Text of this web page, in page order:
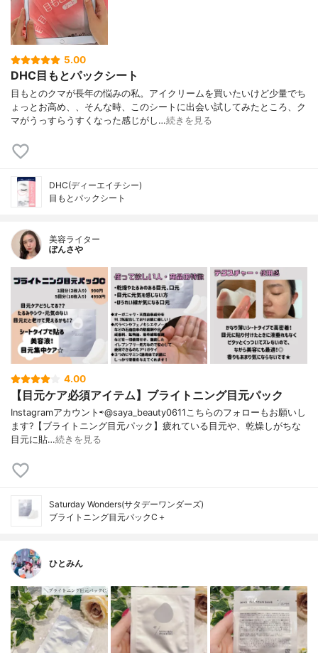
5.00
DHC目もとパックシート
目もとのクマが長年の悩みの私。アイクリームを買いたいけど少量でち
ょっとお高め、、そんな時、このシートに出会い試してみたところ、ク
マがうっすらうすくなった感じがし…続きを見る
DHC(ディーエイチシー)
目もとパックシート
美容ライター
ぽんさや
4.00
【目元ケア必須アイテム】ブライトニング目元パック
Instagramアカウント⇨@saya_beauty0611こちらのフォローもお願いし
ます?【ブライトニング目元パック】疲れている目元や、乾燥しがちな
目元に貼…続きを見る
Saturday Wonders(サタデーワンダーズ)
ブライトニング目元パックC＋
ひとみん